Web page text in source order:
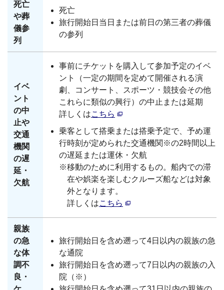
死亡
や葬
儀参
列
死亡
旅行開始日当日または前日の第三者の葬儀
の参列
イベ
ント
の中
止や
交通
機関
の遅
延・
欠航
事前にチケットを購入して参加予定のイベ
ント（一定の期間を定めて開催される演
劇、コンサート、スポーツ・競技会その他
これらに類似の興行）の中止または延期
詳しくはこちら
乗客として搭乗または搭乗予定で、予め運
行時刻が定められた交通機関※の2時間以上
の遅延または運休・欠航
※移動のために利用するもの。船内での滞
在や娯楽を楽しむクルーズ船などは対象
外となります。
詳しくはこちら
親族
の急
な体
調不
良・
旅行開始日を含め遡って4日以内の親族の急
な通院
旅行開始日を含め遡って7日以内の親族の入
院（※）